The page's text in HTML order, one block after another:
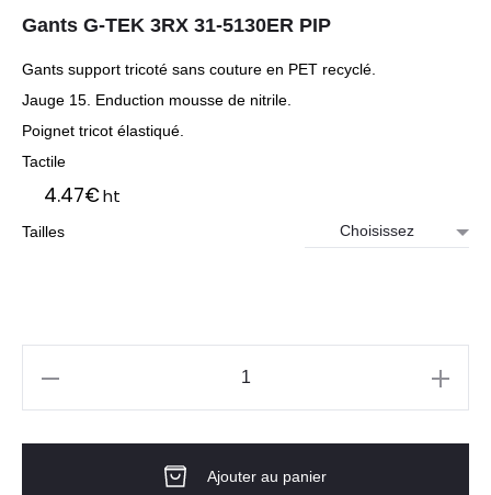
Gants G-TEK 3RX 31-5130ER PIP
Gants support tricoté sans couture en PET recyclé.
Jauge 15. Enduction mousse de nitrile.
Poignet tricot élastiqué.
Tactile
4.47€ht
Tailles
Ajouter au panier